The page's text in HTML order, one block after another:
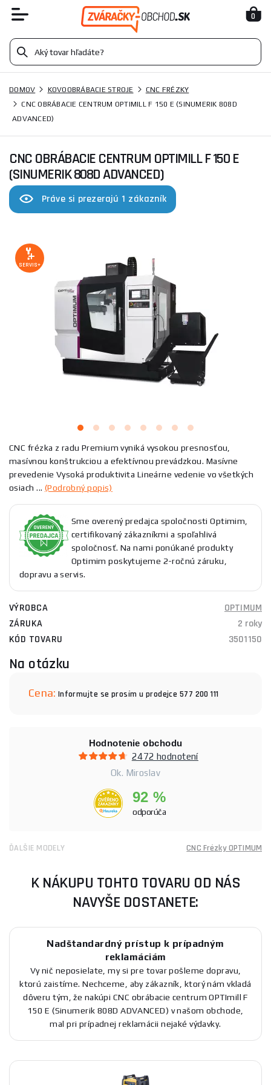
0
DOMOV KOVOOBRÁBACIE STROJE
CNC FRÉZKY
CNC OBRÁBACIE CENTRUM OPTIMILL F 150 E (SINUMERIK 808D
ADVANCED)
CNC OBRÁBACIE CENTRUM OPTIMILL F 150 E
(SINUMERIK 808D ADVANCED)
Práve si prezerajú 1 zákazník
SERVIS+
CNC frézka z radu Premium vyniká vysokou presnosťou,
masívnou konštrukciou a efektívnou prevádzkou. Masívne
prevedenie Vysoká produktivita Lineárne vedenie vo všetkých
osiach ... (Podrobný popis)
Sme overený predajca spoločnosti Optimim,
certifikovaný zákazníkmi a spoľahlivá
spoločnosť. Na nami ponúkané produkty
Optimim poskytujeme 2-ročnú záruku,
dopravu a servis.
VÝROBCA
OPTIMUM
ZÁRUKA
2 roky
KÓD TOVARU
3501150
Na otázku
Cena: Informujte se prosím u prodejce 577 200 111
Hodnotenie obchodu
2472 hodnotení
Ok. Miroslav
92 %
odporúča
ĎALŠIE MODELY CNC Frézky OPTIMUM
K NÁKUPU TOHTO TOVARU OD NÁS
NAVYŠE DOSTANETE:
Nadštandardný prístup k prípadným
reklamáciám
Vy nič neposielate, my si pre tovar pošleme dopravu,
ktorú zaistíme. Nechceme, aby zákazník, ktorý nám vkladá
dôveru tým, že nakúpi CNC obrábacie centrum OPTImill F
150 E (Sinumerik 808D ADVANCED) v našom obchode,
mal pri prípadnej reklamácii nejaké výdavky.